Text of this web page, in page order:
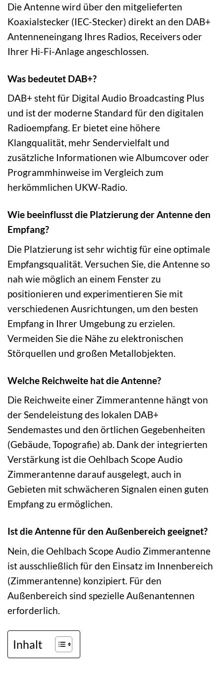
Die Antenne wird über den mitgelieferten
Koaxialstecker (IEC-Stecker) direkt an den DAB+
Antenneneingang Ihres Radios, Receivers oder
Ihrer Hi-Fi-Anlage angeschlossen.
Was bedeutet DAB+?
DAB+ steht für Digital Audio Broadcasting Plus
und ist der moderne Standard für den digitalen
Radioempfang. Er bietet eine höhere
Klangqualität, mehr Sendervielfalt und
zusätzliche Informationen wie Albumcover oder
Programmhinweise im Vergleich zum
herkömmlichen UKW-Radio.
Wie beeinflusst die Platzierung der Antenne den
Empfang?
Die Platzierung ist sehr wichtig für eine optimale
Empfangsqualität. Versuchen Sie, die Antenne so
nah wie möglich an einem Fenster zu
positionieren und experimentieren Sie mit
verschiedenen Ausrichtungen, um den besten
Empfang in Ihrer Umgebung zu erzielen.
Vermeiden Sie die Nähe zu elektronischen
Störquellen und großen Metallobjekten.
Welche Reichweite hat die Antenne?
Die Reichweite einer Zimmerantenne hängt von
der Sendeleistung des lokalen DAB+
Sendemastes und den örtlichen Gegebenheiten
(Gebäude, Topografie) ab. Dank der integrierten
Verstärkung ist die Oehlbach Scope Audio
Zimmerantenne darauf ausgelegt, auch in
Gebieten mit schwächeren Signalen einen guten
Empfang zu ermöglichen.
Ist die Antenne für den Außenbereich geeignet?
Nein, die Oehlbach Scope Audio Zimmerantenne
ist ausschließlich für den Einsatz im Innenbereich
(Zimmerantenne) konzipiert. Für den
Außenbereich sind spezielle Außenantennen
erforderlich.
Inhalt